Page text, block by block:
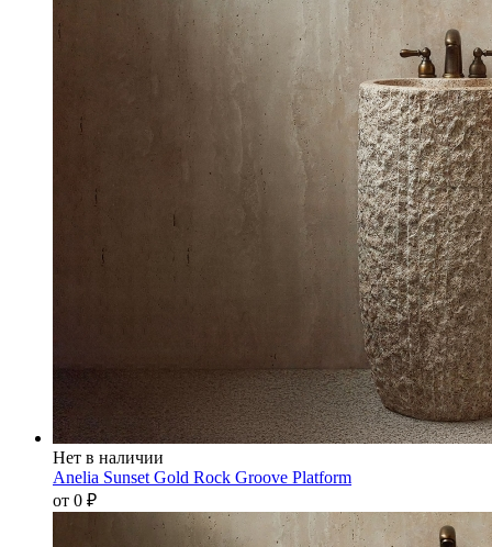
Нет в наличии
Anelia Sunset Gold Rock Groove Platform
от 0 ₽